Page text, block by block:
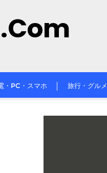
・PC・スマホ 旅行・グルメ